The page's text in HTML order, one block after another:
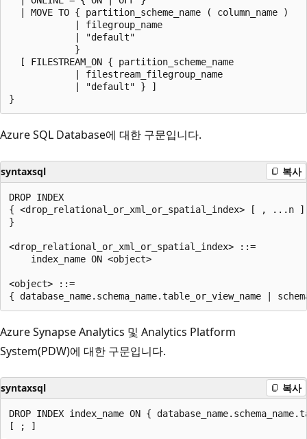
  | MOVE TO { partition_scheme_name ( column_name )
            | filegroup_name
            | "default"
            }
  [ FILESTREAM_ON { partition_scheme_name
            | filestream_filegroup_name
            | "default" } ]
Azure SQL Database에 대한 구문입니다.
syntaxsql 복사
DROP INDEX
{ <drop_relational_or_xml_or_spatial_index> [ , ...n ]
}
<drop_relational_or_xml_or_spatial_index> ::=
    index_name ON <object>
<object> ::=
Azure Synapse Analytics 및 Analytics Platform
System(PDW)에 대한 구문입니다.
syntaxsql 복사
DROP INDEX index_name ON {